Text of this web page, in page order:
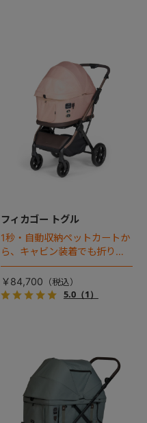
フィカゴー トグル
1秒・自動収納ペットカートか
ら、キャビン装着でも折りた
ためるモデルが登場！
￥84,700
5.0（1）